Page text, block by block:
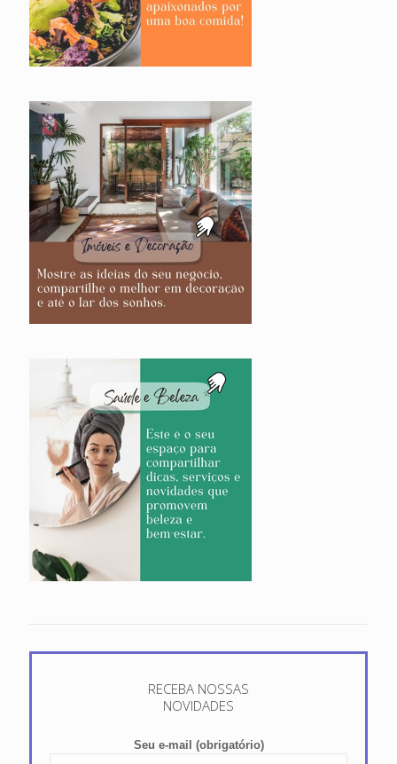
RECEBA NOSSAS
NOVIDADES
Seu e-mail (obrigatório)